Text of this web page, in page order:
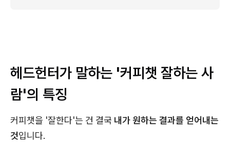
헤드헌터가 말하는 '커피챗 잘하는 사
람'의 특징
커피챗을 '잘한다'는 건 결국 내가 원하는 결과를 얻어내는
것입니다.